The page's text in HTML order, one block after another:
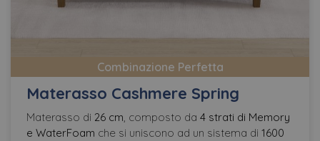
Combinazione Perfetta
Materasso Cashmere Spring
Materasso di 26 cm, composto da 4 strati di Memory
e WaterFoam che si uniscono ad un sistema di 1600